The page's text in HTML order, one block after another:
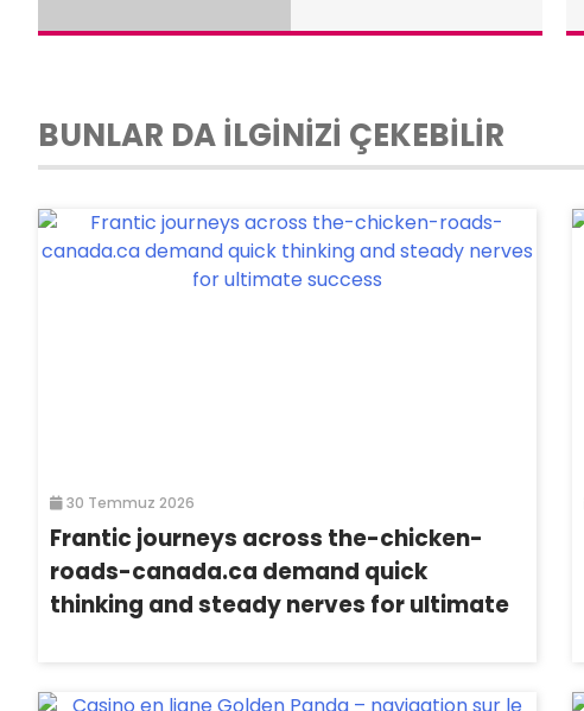
BUNLAR DA İLGİNİZİ ÇEKEBİLİR
30 Temmuz 2026
Frantic journeys across the-chicken-
roads-canada.ca demand quick
thinking and steady nerves for ultimate